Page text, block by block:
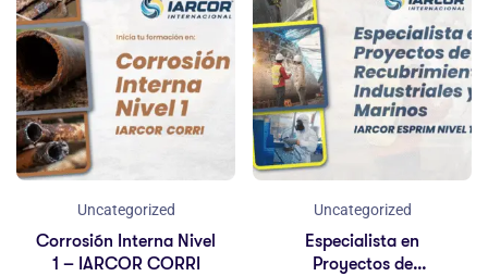
Uncategorized
Corrosión Interna Nivel
1 – IARCOR CORRI
Uncategorized
Especialista en
Proyectos de